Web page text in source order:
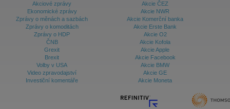
Akciové zprávy
Ekonomické zprávy
Zprávy o měnách a sazbách
Zprávy o komoditách
Zprávy o HDP
ČNB
Grexit
Brexit
Volby v USA
Video zpravodajství
Investiční komentáře
Akcie ČEZ
Akcie NWR
Akcie Komerční banka
Akcie Erste Bank
Akcie O2
Akcie Kofola
Akcie Apple
Akcie Facebook
Akcie BMW
Akcie GE
Akcie Moneta